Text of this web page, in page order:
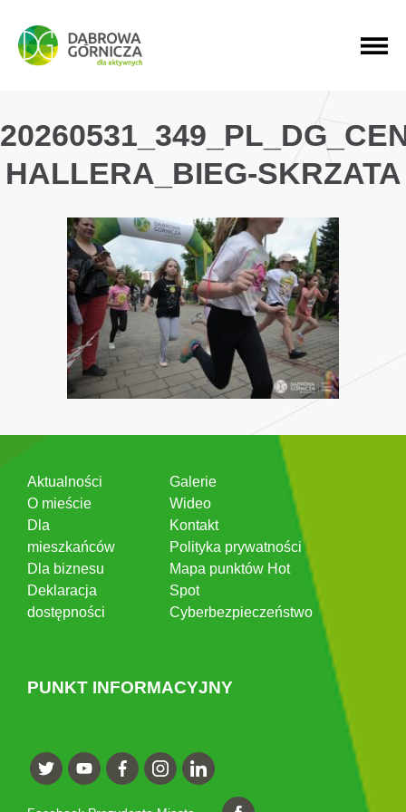
PRZEJDŹ DO MENU GŁÓWNEGO
PRZEJDŹ DO WYSZUKIWARKI
PRZEJDŹ DO TREŚCI
HALLERA_BIEG-SKRZATA
Aktualności
O mieście
Dla
mieszkańców
Dla biznesu
Deklaracja
dostępności
Galerie
Wideo
Kontakt
Polityka prywatności
Mapa punktów Hot
Spot
Cyberbezpieczeństwo
PUNKT INFORMACYJNY